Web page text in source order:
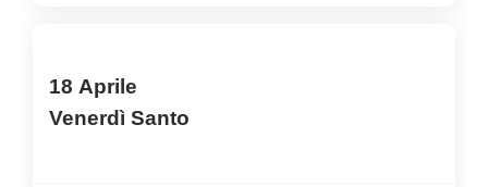
18 Aprile
Venerdì Santo